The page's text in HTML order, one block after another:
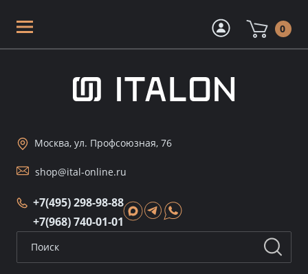
0
Москва, ул. Профсоюзная, 76
shop@ital-online.ru
+7(495) 298-98-88
+7(968) 740-01-01